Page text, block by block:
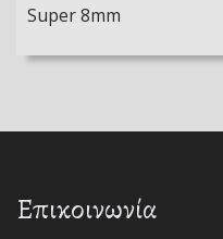
Super 8mm
Επικοινωνία